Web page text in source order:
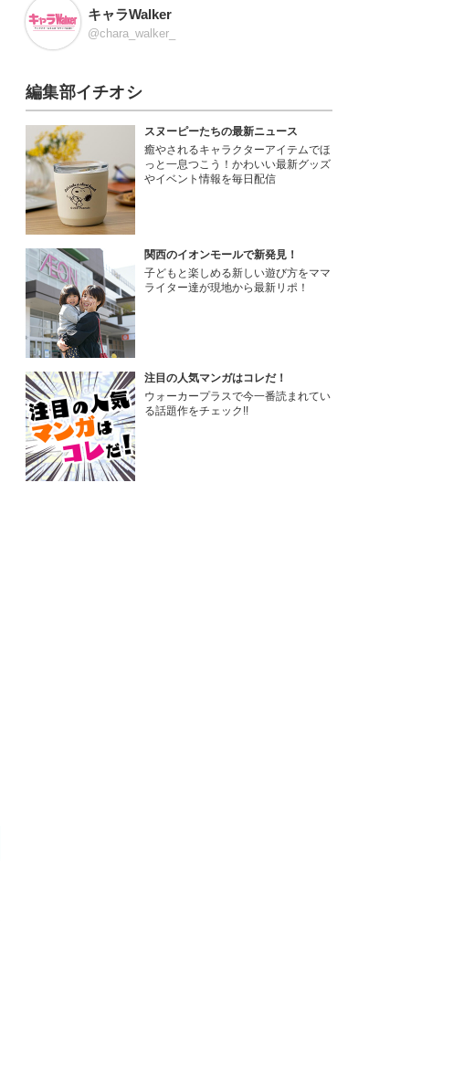
キャラWalker
@chara_walker_
編集部イチオシ
スヌーピーたちの最新ニュース
癒やされるキャラクターアイテムでほ
っと一息つこう！かわいい最新グッズ
やイベント情報を毎日配信
関西のイオンモールで新発見！
子どもと楽しめる新しい遊び方をママ
ライター達が現地から最新リポ！
注目の人気マンガはコレだ！
ウォーカープラスで今一番読まれてい
る話題作をチェック!!